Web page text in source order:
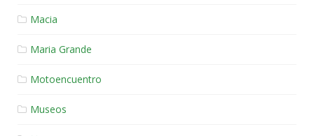
Macia
Maria Grande
Motoencuentro
Museos